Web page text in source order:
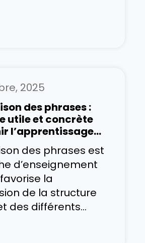
– adapté du Dr
Le jeu est un droit
émotionnel,
tout en
enfants de
2025
des phrases :
utile et concrète
l’apprentissage
des phrases est
d’enseignement
la
de la structure
des différents
soutient à la fois